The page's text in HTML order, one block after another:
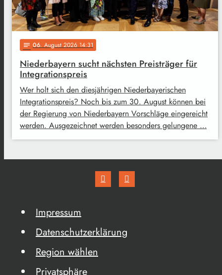
notes 06. August 2026 14:31
Niederbayern sucht nächsten Preisträger für
Integrationspreis
Wer holt sich den diesjährigen Niederbayerischen
Integrationspreis? Noch bis zum 30. August können bei
der Regierung von Niederbayern Vorschläge eingereicht
werden. Ausgezeichnet werden besonders gelungene …
Impressum
Datenschutzerklärung
Region wählen
Privatsphäre